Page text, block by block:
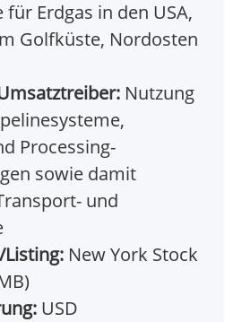
für Erdgas in den USA,
Golfküste, Nordosten
Nutzung
Processing-
sowie damit
und
New York Stock
USD